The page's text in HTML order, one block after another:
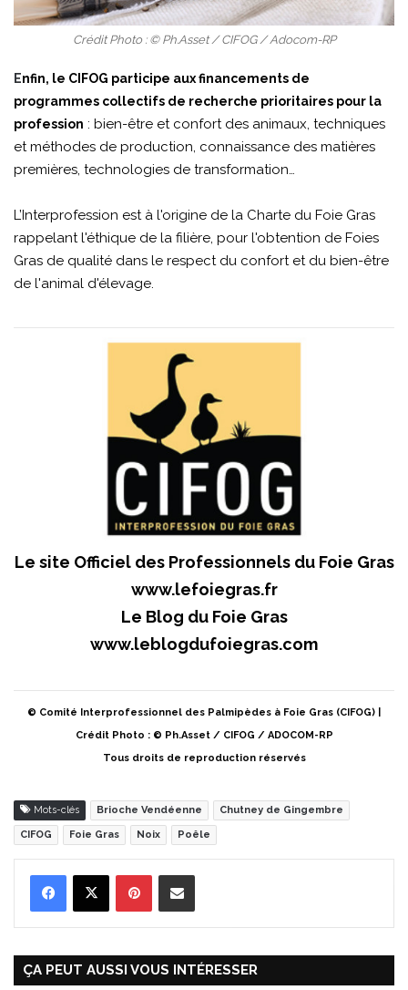
Crédit Photo : © Ph.Asset / CIFOG / Adocom-RP
Enfin, le CIFOG participe aux financements de
programmes collectifs de recherche prioritaires pour la
profession : bien-être et confort des animaux, techniques
et méthodes de production, connaissance des matières
premières, technologies de transformation…
L’Interprofession est à l'origine de la Charte du Foie Gras
rappelant l'éthique de la filière, pour l'obtention de Foies
Gras de qualité dans le respect du confort et du bien-être
de l'animal d'élevage.
Le site Officiel des Professionnels du Foie Gras
www.lefoiegras.fr
Le Blog du Foie Gras
www.leblogdufoiegras.com
© Comité Interprofessionnel des Palmipèdes à Foie Gras (CIFOG) |
Crédit Photo : © Ph.Asset / CIFOG / ADOCOM-RP
Tous droits de reproduction réservés
Mots-clés Brioche Vendéenne Chutney de Gingembre
CIFOG Foie Gras Noix Poêle
ÇA PEUT AUSSI VOUS INTÉRESSER